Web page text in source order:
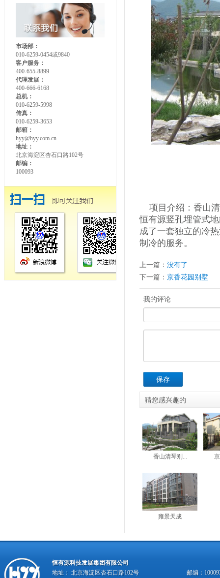
市场部：
010-6259-0454或9840
客户服务：
400-655-8899
代理发展：
400-666-6168
总机：
010-6259-5998
传真：
010-6259-3653
邮箱：
hyy@hyy.com.cn
地址：
北京海淀区杏石口路102号
邮编：
100093
项目介绍：香山清
恒有源竖孔埋管式
成了一套独立的冷
制冷的服务。
上一篇： 没有了
下一篇： 京香花园别墅
我的评论
保存
猜您感兴趣的
香山清琴别...
雍景天成
恒有源科技发展集团有限公司
地址： 北京海淀区杏石口路102号
邮编：